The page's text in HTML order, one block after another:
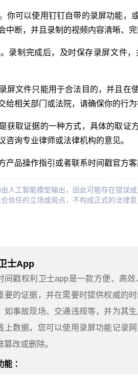
你可以使用钉钉自带的录屏功能，
中断，并且录制的视频内容清晰、完
录制完成后，及时保存录屏文件
屏文件只能用于合法目的，并且在
给相关部门或法院，请确保你的行为
获取证据的一种方式，具体的取证
咨询专业律师或法律机构的意见。
产品操作指引或者联系时间戳官方客
人工智能模型输出，因此可能存在错误
信任的立场或观点，不构成正式的法律意
士App
间戳权利卫士app是一款方便、高
要的证据，并在需要时提供权威的
如事故现场、交通违规等，并为其
上数据，您可以使用录屏功能记录
篡改或删除。
：